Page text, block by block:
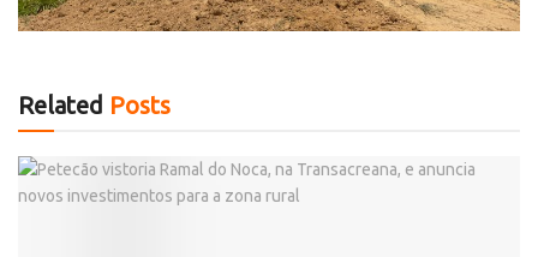
Related Posts